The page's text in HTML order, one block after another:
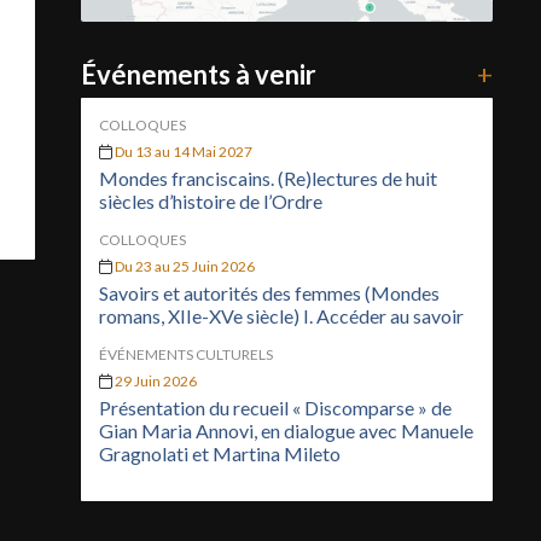
Événements à venir +
COLLOQUES
Du 13 au 14 Mai 2027
Mondes franciscains. (Re)lectures de huit
siècles d’histoire de l’Ordre
COLLOQUES
Du 23 au 25 Juin 2026
Savoirs et autorités des femmes (Mondes
romans, XIIe-XVe siècle) I. Accéder au savoir
ÉVÉNEMENTS CULTURELS
29 Juin 2026
Présentation du recueil « Discomparse » de
Gian Maria Annovi, en dialogue avec Manuele
Gragnolati et Martina Mileto